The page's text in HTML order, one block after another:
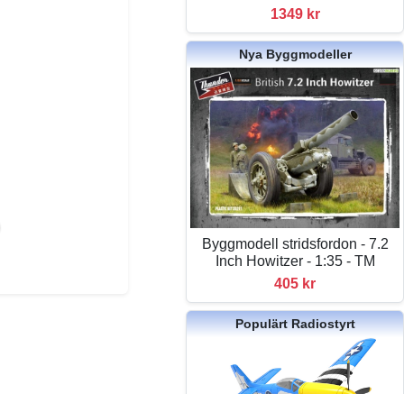
1349 kr
Nya Byggmodeller
Byggmodell stridsfordon - 7.2
Inch Howitzer - 1:35 - TM
405 kr
Populärt Radiostyrt